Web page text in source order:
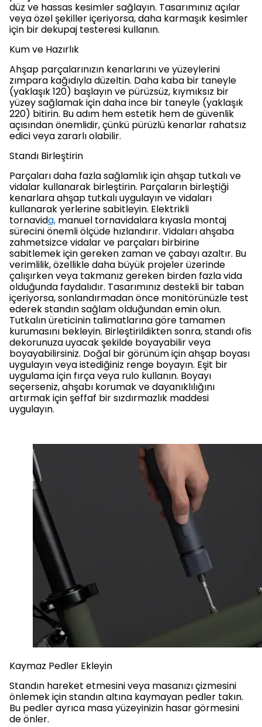
düz ve hassas kesimler sağlayın. Tasarımınız açılar
veya özel şekiller içeriyorsa, daha karmaşık kesimler
için bir dekupaj testeresi kullanın.
Kum ve Hazırlık
Ahşap parçalarınızın kenarlarını ve yüzeylerini
zımpara kağıdıyla düzeltin. Daha kaba bir taneyle
(yaklaşık 120) başlayın ve pürüzsüz, kıymıksız bir
yüzey sağlamak için daha ince bir taneyle (yaklaşık
220) bitirin. Bu adım hem estetik hem de güvenlik
açısından önemlidir, çünkü pürüzlü kenarlar rahatsız
edici veya zararlı olabilir.
Standı Birleştirin
Parçaları daha fazla sağlamlık için ahşap tutkalı ve
vidalar kullanarak birleştirin. Parçaların birleştiği
kenarlara ahşap tutkalı uygulayın ve vidaları
kullanarak yerlerine sabitleyin. Elektrikli
tornavida, manuel tornavidalara kıyasla montaj
sürecini önemli ölçüde hızlandırır. Vidaları ahşaba
zahmetsizce vidalar ve parçaları birbirine
sabitlemek için gereken zaman ve çabayı azaltır. Bu
verimlilik, özellikle daha büyük projeler üzerinde
çalışırken veya takmanız gereken birden fazla vida
olduğunda faydalıdır. Tasarımınız destekli bir taban
içeriyorsa, sonlandırmadan önce monitörünüzle test
ederek standın sağlam olduğundan emin olun.
Tutkalın üreticinin talimatlarına göre tamamen
kurumasını bekleyin. Birleştirildikten sonra, standı ofis
dekorunuza uyacak şekilde boyayabilir veya
boyayabilirsiniz. Doğal bir görünüm için ahşap boyası
uygulayın veya istediğiniz renge boyayın. Eşit bir
uygulama için fırça veya rulo kullanın. Boyayı
seçerseniz, ahşabı korumak ve dayanıklılığını
artırmak için şeffaf bir sızdırmazlık maddesi
uygulayın.
Kaymaz Pedler Ekleyin
Standın hareket etmesini veya masanızı çizmesini
önlemek için standın altına kaymayan pedler takın.
Bu pedler ayrıca masa yüzeyinizin hasar görmesini
de önler.